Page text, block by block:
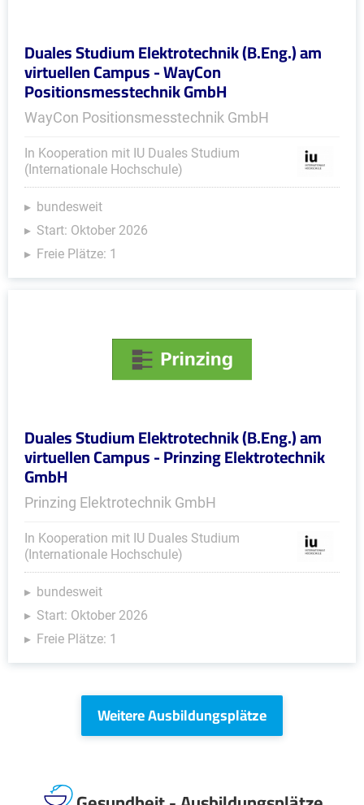
Duales Studium Elektrotechnik (B.Eng.) am
virtuellen Campus - WayCon
Positionsmesstechnik GmbH
WayCon Positionsmesstechnik GmbH
In Kooperation mit IU Duales Studium
(Internationale Hochschule)
bundesweit
Start: Oktober 2026
Freie Plätze: 1
Duales Studium Elektrotechnik (B.Eng.) am
virtuellen Campus - Prinzing Elektrotechnik
GmbH
Prinzing Elektrotechnik GmbH
In Kooperation mit IU Duales Studium
(Internationale Hochschule)
bundesweit
Start: Oktober 2026
Freie Plätze: 1
Weitere Ausbildungsplätze